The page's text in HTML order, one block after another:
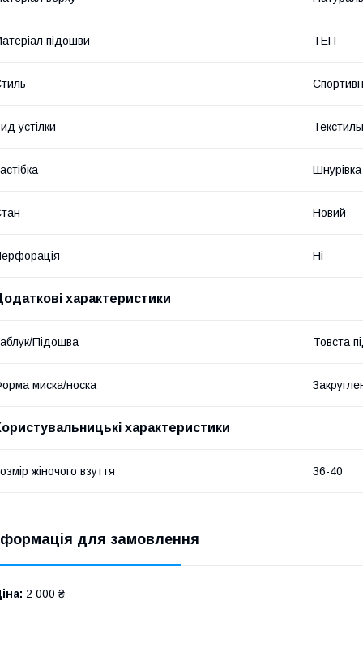
підошви ТЕП
устілки
Шнурівка
Новий
Ні
характеристики
Підошва Товста
миска/носка
характеристики
жіночого взуття 36-40
для замовлення
2 000 ₴